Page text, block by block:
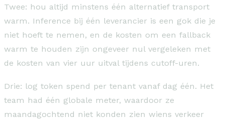
Twee: hou altijd minstens één alternatief transport
warm. Inference bij één leverancier is een gok die je
niet hoeft te nemen, en de kosten om een fallback
warm te houden zijn ongeveer nul vergeleken met
de kosten van vier uur uitval tijdens cutoff-uren.
Drie: log token spend per tenant vanaf dag één. Het
team had één globale meter, waardoor ze
maandagochtend niet konden zien wiens verkeer